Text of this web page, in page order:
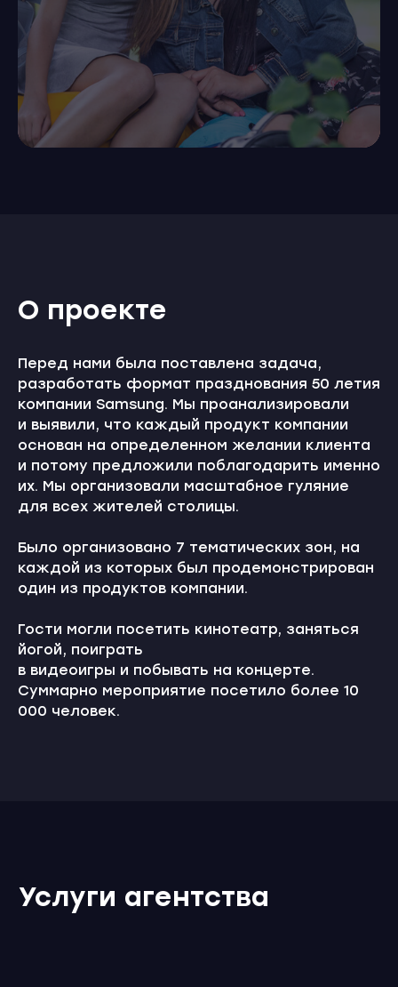
О проекте
Перед нами была поставлена задача,
разработать формат празднования 50 летия
компании Samsung. Мы проанализировали
и выявили, что каждый продукт компании
основан на определенном желании клиента
и потому предложили поблагодарить именно
их. Мы организовали масштабное гуляние
для всех жителей столицы.
Было организовано 7 тематических зон, на
каждой из которых был продемонстрирован
один из продуктов компании.
Гости могли посетить кинотеатр, заняться
йогой, поиграть
в видеоигры и побывать на концерте.
Суммарно мероприятие посетило более 10
000 человек.
Услуги агентства